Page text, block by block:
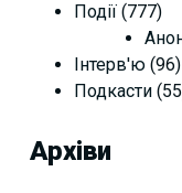
Події (777)
Інтерв'ю (96)
Подкасти
Архіви